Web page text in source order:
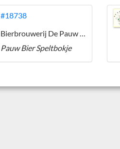
#18738
Bierbrouwerij De Pauw (Ommen)
Pauw Bier Speltbokje